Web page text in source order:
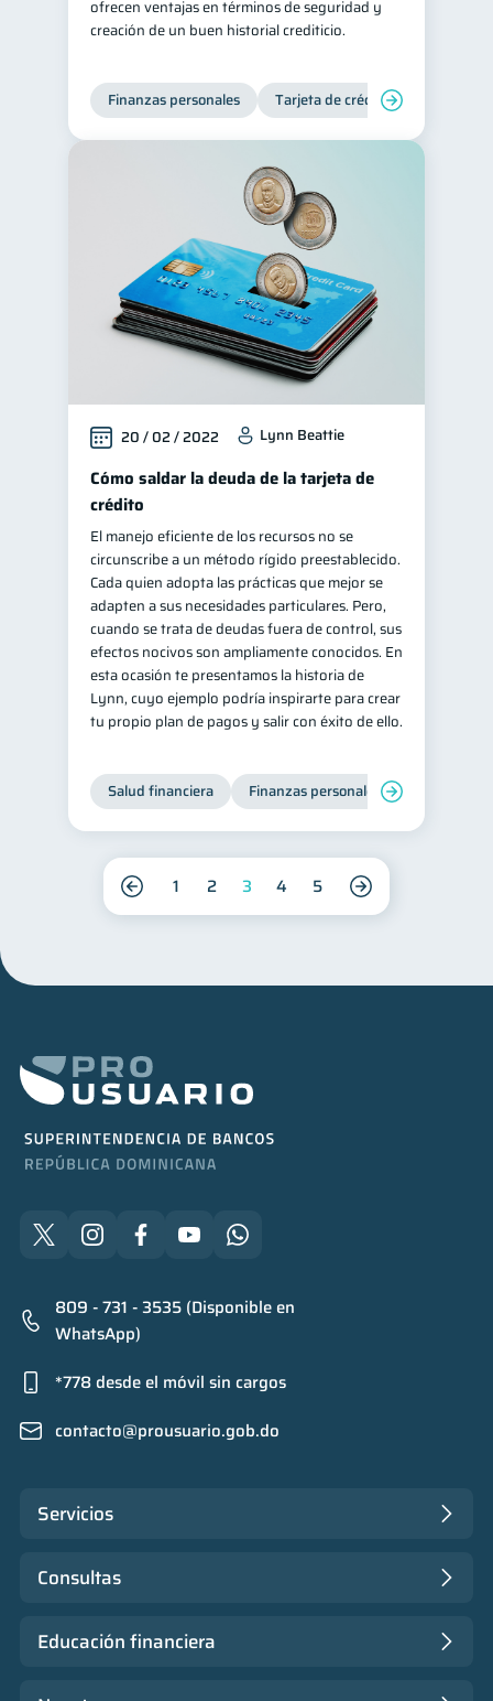
ofrecen ventajas en términos de seguridad y
creación de un buen historial crediticio.
Finanzas personales Tarjeta de crédito
20 / 02 / 2022 Lynn Beattie
Cómo saldar la deuda de la tarjeta de
crédito
El manejo eficiente de los recursos no se
circunscribe a un método rígido preestablecido.
Cada quien adopta las prácticas que mejor se
adapten a sus necesidades particulares. Pero,
cuando se trata de deudas fuera de control, sus
efectos nocivos son ampliamente conocidos. En
esta ocasión te presentamos la historia de
Lynn, cuyo ejemplo podría inspirarte para crear
tu propio plan de pagos y salir con éxito de ello.
Salud financiera Finanzas personales
1 2 3 4 5
809 - 731 - 3535 (Disponible en
WhatsApp)
*778 desde el móvil sin cargos
contacto@prousuario.gob.do
Servicios
Consultas
Educación financiera